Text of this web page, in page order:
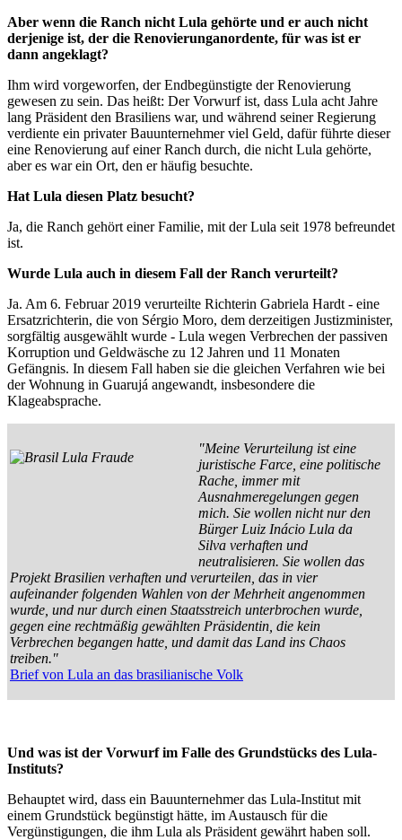
Aber wenn die Ranch nicht Lula gehörte und er auch nicht
derjenige ist, der die Renovierunganordente, für was ist er
dann angeklagt?
Ihm wird vorgeworfen, der Endbegünstigte der Renovierung
gewesen zu sein. Das heißt: Der Vorwurf ist, dass Lula acht Jahre
lang Präsident den Brasiliens war, und während seiner Regierung
verdiente ein privater Bauunternehmer viel Geld, dafür führte dieser
eine Renovierung auf einer Ranch durch, die nicht Lula gehörte,
aber es war ein Ort, den er häufig besuchte.
Hat Lula diesen Platz besucht?
Ja, die Ranch gehört einer Familie, mit der Lula seit 1978 befreundet
ist.
Wurde Lula auch in diesem Fall der Ranch verurteilt?
Ja. Am 6. Februar 2019 verurteilte Richterin Gabriela Hardt - eine
Ersatzrichterin, die von Sérgio Moro, dem derzeitigen Justizminister,
sorgfältig ausgewählt wurde - Lula wegen Verbrechen der passiven
Korruption und Geldwäsche zu 12 Jahren und 11 Monaten
Gefängnis. In diesem Fall haben sie die gleichen Verfahren wie bei
der Wohnung in Guarujá angewandt, insbesondere die
Klageabsprache.
"Meine Verurteilung ist eine
juristische Farce, eine politische
Rache, immer mit
Ausnahmeregelungen gegen
mich. Sie wollen nicht nur den
Bürger Luiz Inácio Lula da
Silva verhaften und
neutralisieren. Sie wollen das
Projekt Brasilien verhaften und verurteilen, das in vier
aufeinander folgenden Wahlen von der Mehrheit angenommen
wurde, und nur durch einen Staatsstreich unterbrochen wurde,
gegen eine rechtmäßig gewählten Präsidentin, die kein
Verbrechen begangen hatte, und damit das Land ins Chaos
treiben."
Brief von Lula an das brasilianische Volk
Und was ist der Vorwurf im Falle des Grundstücks des Lula-
Instituts?
Behauptet wird, dass ein Bauunternehmer das Lula-Institut mit
einem Grundstück begünstigt hätte, im Austausch für die
Vergünstigungen, die ihm Lula als Präsident gewährt haben soll.